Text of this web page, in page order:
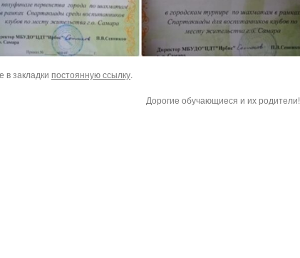
в закладки постоянную ссылку.
Дорогие обучающиеся и их родители!